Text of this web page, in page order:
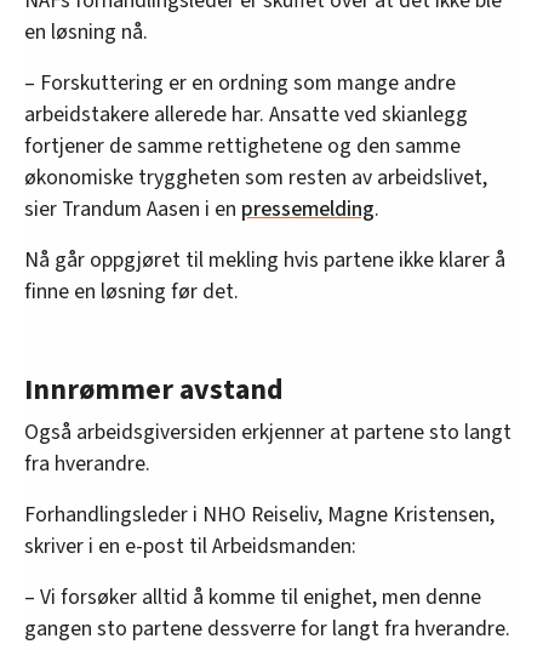
en løsning nå.
– Forskuttering er en ordning som mange andre
arbeidstakere allerede har. Ansatte ved skianlegg
fortjener de samme rettighetene og den samme
økonomiske tryggheten som resten av arbeidslivet,
sier Trandum Aasen i en pressemelding.
Nå går oppgjøret til mekling hvis partene ikke klarer å
finne en løsning før det.
Innrømmer avstand
Også arbeidsgiversiden erkjenner at partene sto langt
fra hverandre.
Forhandlingsleder i NHO Reiseliv, Magne Kristensen,
skriver i en e-post til Arbeidsmanden:
– Vi forsøker alltid å komme til enighet, men denne
gangen sto partene dessverre for langt fra hverandre.